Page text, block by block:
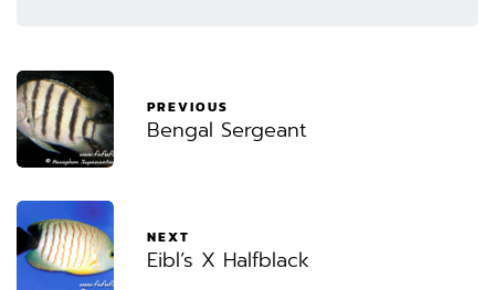
PREVIOUS
Bengal Sergeant
NEXT
Eibl’s X Halfblack